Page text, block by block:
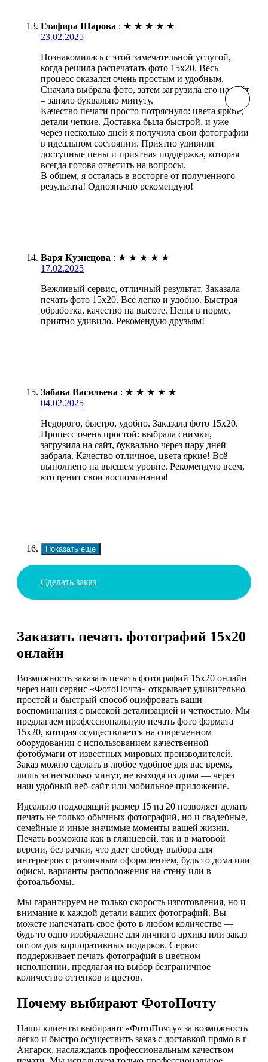
Глафира Шарова : ★ ★ ★ ★ ★
23.02.2025
Познакомилась с этой замечательной услугой,
когда решила распечатать фото 15х20. Весь
процесс оказался очень простым и удобным.
Сначала выбрала фото, затем загрузила его на сайт
– заняло буквально минуту.
Качество печати просто потряснуло: цвета яркие,
детали четкие. Доставка была быстрой, и уже
через несколько дней я получила свои фотографии
в идеальном состоянии. Приятно удивили
доступные цены и приятная поддержка, которая
всегда готова ответить на вопросы.
В общем, я осталась в восторге от полученного
результата! Однозначно рекомендую!
Варя Кузнецова : ★ ★ ★ ★ ★
17.02.2025
Вежливый сервис, отличный результат. Заказала
печать фото 15х20. Всё легко и удобно. Быстрая
обработка, качество на высоте. Цены в норме,
приятно удивило. Рекомендую друзьям!
Забава Васильева : ★ ★ ★ ★ ★
04.02.2025
Недорого, быстро, удобно. Заказала фото 15х20.
Процесс очень простой: выбрала снимки,
загрузила на сайт, буквально через пару дней
забрала. Качество отличное, цвета яркие! Всё
выполнено на высшем уровне. Рекомендую всем,
кто ценит свои воспоминания!
Показать еще
Сделать заказ
Заказать печать фотографий 15х20
онлайн
Возможность заказать печать фотографий 15х20 онлайн
через наш сервис «ФотоПочта» открывает удивительно
простой и быстрый способ оцифровать ваши
воспоминания с высокой детализацией и четкостью. Мы
предлагаем профессиональную печать фото формата
15х20, которая осуществляется на современном
оборудовании с использованием качественной
фотобумаги от известных мировых производителей.
Заказ можно сделать в любое удобное для вас время,
лишь за несколько минут, не выходя из дома — через
наш удобный веб-сайт или мобильное приложение.
Идеально подходящий размер 15 на 20 позволяет делать
печать не только обычных фотографий, но и свадебные,
семейные и иные значимые моменты вашей жизни.
Печать возможна как в глянцевой, так и в матовой
версии, без рамки, что дает свободу выбора для
интерьеров с различным оформлением, будь то дома или
офисы, варианты расположения на стену или в
фотоальбомы.
Мы гарантируем не только скорость изготовления, но и
внимание к каждой детали ваших фотографий. Вы
можете напечатать свое фото в любом количестве —
будь то одно изображение для личного архива или заказ
оптом для корпоративных подарков. Сервис
поддерживает печать фотографий в цветном
исполнении, предлагая на выбор безграничное
количество оттенков и цветов.
Почему выбирают ФотоПочту
Наши клиенты выбирают «ФотоПочту» за возможность
легко и быстро осуществить заказ с доставкой прямо в г
Ангарск, наслаждаясь профессиональным качеством